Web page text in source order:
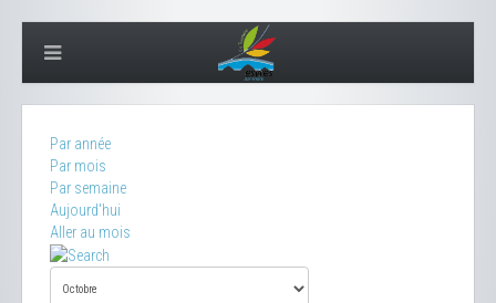
Par année
Par mois
Par semaine
Aujourd'hui
Aller au mois